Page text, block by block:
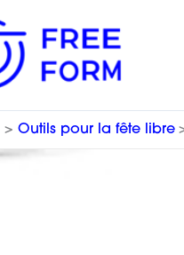
Outils pour la fête libre